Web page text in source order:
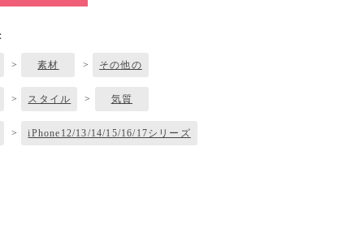
> 素材 > その他の
> スタイル > 気質
> iPhone12/13/14/15/16/17シリーズ